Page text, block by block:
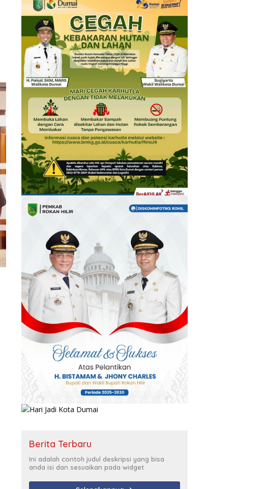
Berita Terbaru
Ini adalah contoh judul deskripsi yang bisa
anda isi dan sesuaikan pada widget